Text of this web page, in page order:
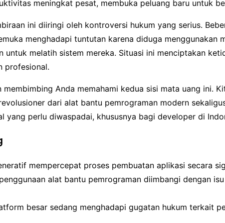
meningkat pesat, membuka peluang baru untuk
ini diiringi oleh kontroversi hukum yang serius.
menghadapi tuntutan karena diduga menggunakan
untuk melatih sistem mereka. Situasi ini menciptakan
profesional.
Anda memahami kedua sisi mata uang ini.
dari alat bantu pemrograman modern
yang perlu diwaspadai, khususnya bagi developer di
mempercepat proses pembuatan aplikasi secara
alat bantu pemrograman diimbangi dengan
besar sedang menghadapi gugatan hukum terkait